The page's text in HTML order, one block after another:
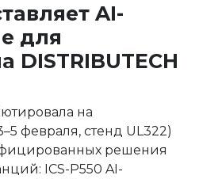
AI-
для
DISTRIBUTECH
на
февраля, стенд UL322)
решения
ICS-P550 AI-